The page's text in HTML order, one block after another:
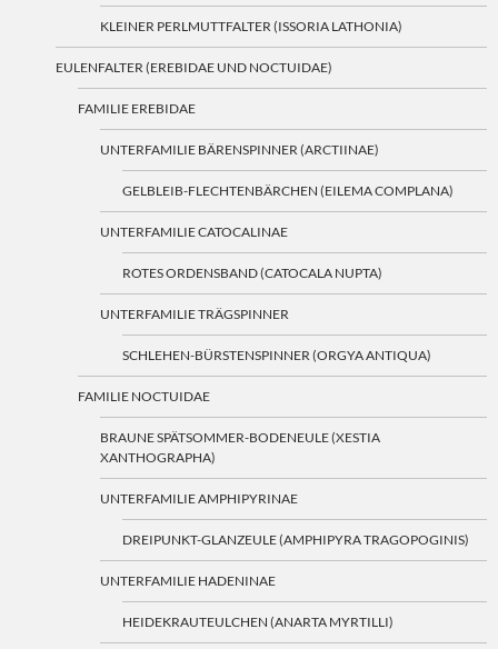
KLEINER PERLMUTTFALTER (ISSORIA LATHONIA)
EULENFALTER (EREBIDAE UND NOCTUIDAE)
FAMILIE EREBIDAE
UNTERFAMILIE BÄRENSPINNER (ARCTIINAE)
GELBLEIB-FLECHTENBÄRCHEN (EILEMA COMPLANA)
UNTERFAMILIE CATOCALINAE
ROTES ORDENSBAND (CATOCALA NUPTA)
UNTERFAMILIE TRÄGSPINNER
SCHLEHEN-BÜRSTENSPINNER (ORGYA ANTIQUA)
FAMILIE NOCTUIDAE
BRAUNE SPÄTSOMMER-BODENEULE (XESTIA
XANTHOGRAPHA)
UNTERFAMILIE AMPHIPYRINAE
DREIPUNKT-GLANZEULE (AMPHIPYRA TRAGOPOGINIS)
UNTERFAMILIE HADENINAE
HEIDEKRAUTEULCHEN (ANARTA MYRTILLI)